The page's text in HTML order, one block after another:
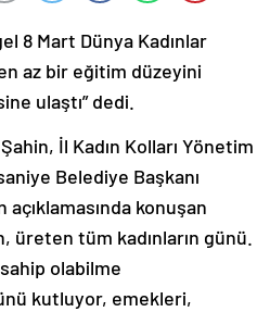
8 Mart Dünya Kadınlar
en az bir eğitim düzeyini
ulaştı” dedi.
İl Kadın Kolları Yönetim
Belediye Başkanı
açıklamasında konuşan
üreten tüm kadınların günü.
olabilme
kutluyor, emekleri,